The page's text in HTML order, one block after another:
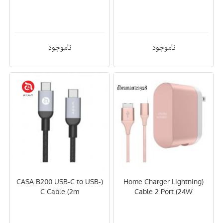
کیبورد و ماوس و قلم
ناموجود ناموجود
(Home Charger Lightning
Cable 2 Port (24W
(CASA B200 USB-C to USB-
C Cable (2m